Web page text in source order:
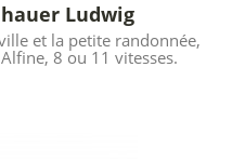
Ludwig
et la petite randonnée,
8 ou 11 vitesses.